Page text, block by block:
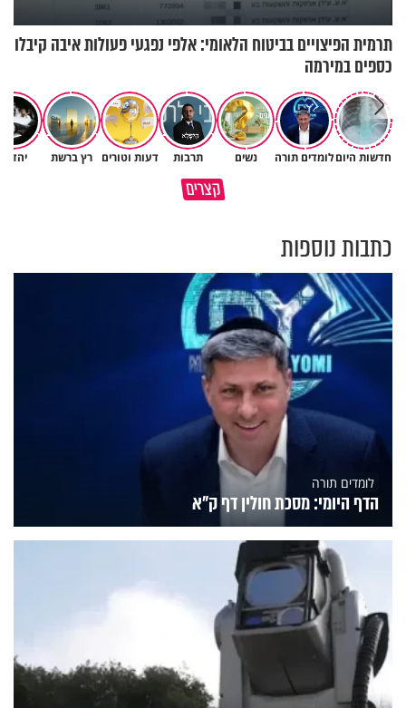
תרמית הפיצויים בביטוח הלאומי: אלפי נפגעי פעולות איבה קיבלו
כספים במירמה
חדשות היוםלומדים תורה נשים תרבות דעות וטורים רץ ברשת יהדות
קצריםברכה או קללה? הכל בידים שלנו
איך לשלוט בסיטואציה בצורה
כתבות נוספות
לומדים תורה
הדף היומי: מסכת חולין דף ק"א